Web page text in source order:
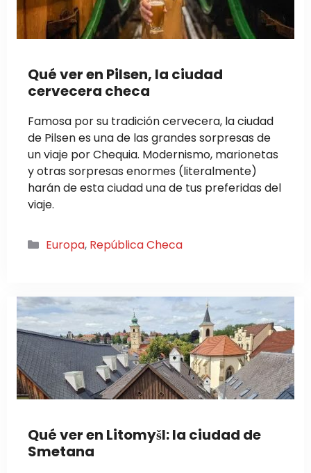
Qué ver en Pilsen, la ciudad
cervecera checa
Famosa por su tradición cervecera, la ciudad
de Pilsen es una de las grandes sorpresas de
un viaje por Chequia. Modernismo, marionetas
y otras sorpresas enormes (literalmente)
harán de esta ciudad una de tus preferidas del
viaje.
Categorías
Europa, República Checa
Qué ver en Litomyšl: la ciudad de
Smetana